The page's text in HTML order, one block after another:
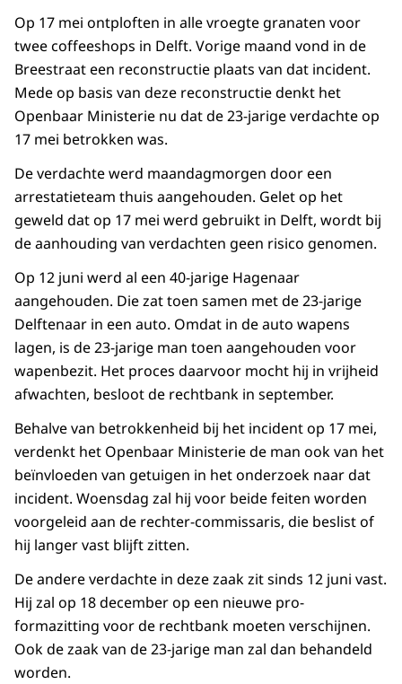
Op 17 mei ontploften in alle vroegte granaten voor
twee coffeeshops in Delft. Vorige maand vond in de
Breestraat een reconstructie plaats van dat incident.
Mede op basis van deze reconstructie denkt het
Openbaar Ministerie nu dat de 23-jarige verdachte op
17 mei betrokken was.
De verdachte werd maandagmorgen door een
arrestatieteam thuis aangehouden. Gelet op het
geweld dat op 17 mei werd gebruikt in Delft, wordt bij
de aanhouding van verdachten geen risico genomen.
Op 12 juni werd al een 40-jarige Hagenaar
aangehouden. Die zat toen samen met de 23-jarige
Delftenaar in een auto. Omdat in de auto wapens
lagen, is de 23-jarige man toen aangehouden voor
wapenbezit. Het proces daarvoor mocht hij in vrijheid
afwachten, besloot de rechtbank in september.
Behalve van betrokkenheid bij het incident op 17 mei,
verdenkt het Openbaar Ministerie de man ook van het
beïnvloeden van getuigen in het onderzoek naar dat
incident. Woensdag zal hij voor beide feiten worden
voorgeleid aan de rechter-commissaris, die beslist of
hij langer vast blijft zitten.
De andere verdachte in deze zaak zit sinds 12 juni vast.
Hij zal op 18 december op een nieuwe pro-
formazitting voor de rechtbank moeten verschijnen.
Ook de zaak van de 23-jarige man zal dan behandeld
worden.